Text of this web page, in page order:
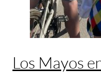
Los Mayos